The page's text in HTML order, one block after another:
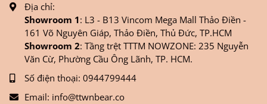
Địa chỉ:
Showroom 1: L3 - B13 Vincom Mega Mall Thảo Điền -
161 Võ Nguyên Giáp, Thảo Điền, Thủ Đức, TP.HCM
Showroom 2: Tầng trệt TTTM NOWZONE: 235 Nguyễn
Văn Cừ, Phường Cầu Ông Lãnh, TP. HCM.
Số điện thoại: 0944799444
Email: info@ttwnbear.co